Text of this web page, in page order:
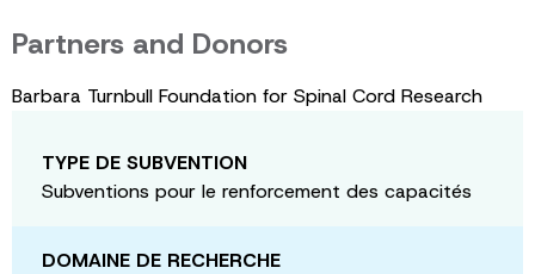
Partners and Donors
Barbara Turnbull Foundation for Spinal Cord Research
TYPE DE SUBVENTION
Subventions pour le renforcement des capacités
DOMAINE DE RECHERCHE